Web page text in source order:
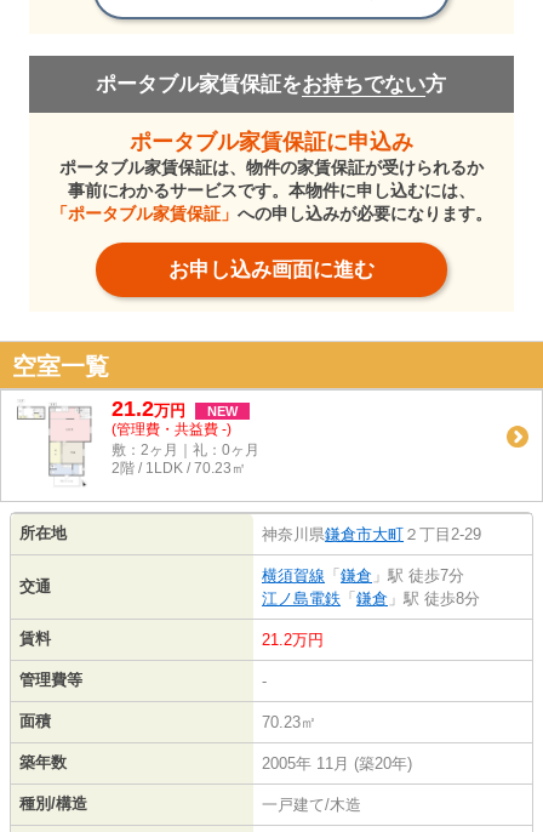
ポータブル家賃保証をお持ちでない方
ポータブル家賃保証に申込み
ポータブル家賃保証は、物件の家賃保証が受けられるか
事前にわかるサービスです。本物件に申し込むには、
「ポータブル家賃保証」 への申し込みが必要になります。
お申し込み画面に進む
空室一覧
21.2万円 NEW
(管理費・共益費 -)
敷：2ヶ月｜礼：0ヶ月
2階 / 1LDK / 70.23㎡
所在地 神奈川県鎌倉市大町 ２丁目2-29
交通
横須賀線 「 鎌倉 」駅 徒歩7分
江ノ島電鉄 「 鎌倉 」駅 徒歩8分
賃料 21.2万円
管理費等 -
面積 70.23㎡
築年数 2005年 11月 (築20年)
種別/構造 一戸建て/木造